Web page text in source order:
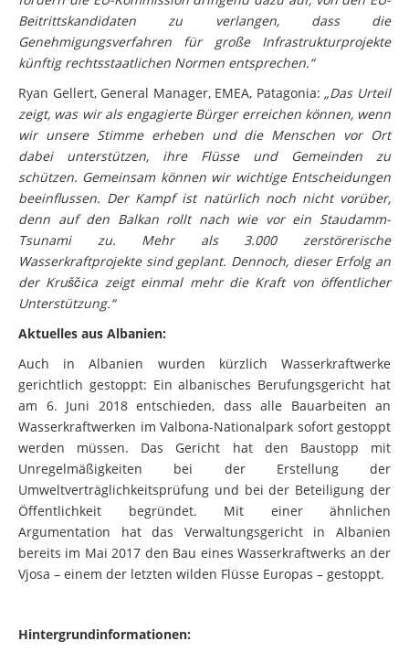
Beitrittskandidaten zu verlangen, dass die
Genehmigungsverfahren für große Infrastrukturprojekte
künftig rechtsstaatlichen Normen entsprechen.“
zeigt, was wir als engagierte Bürger erreichen können, wenn
wir unsere Stimme erheben und die Menschen vor Ort
dabei unterstützen, ihre Flüsse und Gemeinden zu
schützen. Gemeinsam können wir wichtige Entscheidungen
beeinflussen. Der Kampf ist natürlich noch nicht vorüber,
denn auf den Balkan rollt nach wie vor ein Staudamm-
Tsunami zu. Mehr als 3.000 zerstörerische
Wasserkraftprojekte sind geplant. Dennoch, dieser Erfolg an
der Kruščica zeigt einmal mehr die Kraft von öffentlicher
Unterstützung.“
gerichtlich gestoppt: Ein albanisches Berufungsgericht hat
am 6. Juni 2018 entschieden, dass alle Bauarbeiten an
Wasserkraftwerken im Valbona-Nationalpark sofort gestoppt
werden müssen. Das Gericht hat den Baustopp mit
Unregelmäßigkeiten bei der Erstellung der
Umweltverträglichkeitsprüfung und bei der Beteiligung der
Öffentlichkeit begründet. Mit einer ähnlichen
Argumentation hat das Verwaltungsgericht in Albanien
bereits im Mai 2017 den Bau eines Wasserkraftwerks an der
Vjosa – einem der letzten wilden Flüsse Europas – gestoppt.